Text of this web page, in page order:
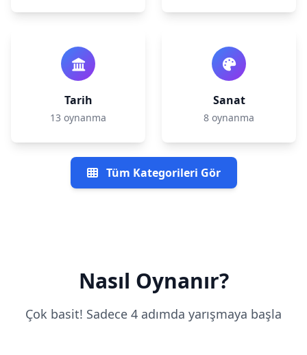
Tarih
13 oynanma
Sanat
8 oynanma
Tüm Kategorileri Gör
Nasıl Oynanır?
Çok basit! Sadece 4 adımda yarışmaya başla